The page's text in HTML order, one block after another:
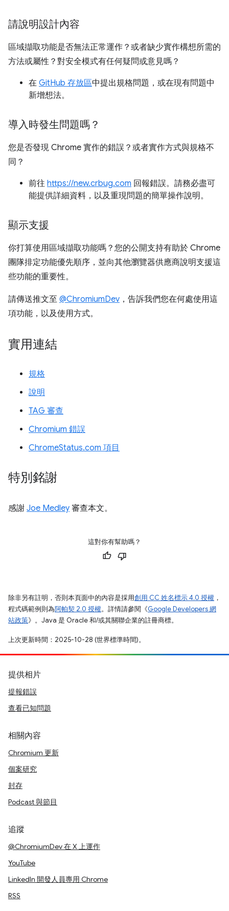
請說明設計內容
區域擷取功能是否無法正常運作？或者缺少實作構想所需的
方法或屬性？對安全模式有任何疑問或意見嗎？
在 GitHub 存放區中提出規格問題，或在現有問題中
新增想法。
導入時發生問題嗎？
您是否發現 Chrome 實作的錯誤？或者實作方式與規格不
同？
前往 https://new.crbug.com 回報錯誤。請務必盡可
能提供詳細資料，以及重現問題的簡單操作說明。
顯示支援
你打算使用區域擷取功能嗎？您的公開支持有助於 Chrome
團隊排定功能優先順序，並向其他瀏覽器供應商說明支援這
些功能的重要性。
請傳送推文至 @ChromiumDev ，告訴我們您在何處使用這
項功能，以及使用方式。
實用連結
規格
說明
TAG 審查
Chromium 錯誤
ChromeStatus.com 項目
特別銘謝
感謝 Joe Medley 審查本文。
這對你有幫助嗎？
除非另有註明，否則本頁面中的內容是採用創用 CC 姓名標示 4.0 授權 ，
程式碼範例則為阿帕契 2.0 授權。詳情請參閱《Google Developers 網
站政策》。Java 是 Oracle 和/或其關聯企業的註冊商標。
上次更新時間：2025-10-28 (世界標準時間)。
提供相片
提報錯誤
查看已知問題
相關內容
Chromium 更新
個案研究
封存
Podcast 與節目
追蹤
@ChromiumDev 在 X 上運作
YouTube
LinkedIn 開發人員專用 Chrome
RSS